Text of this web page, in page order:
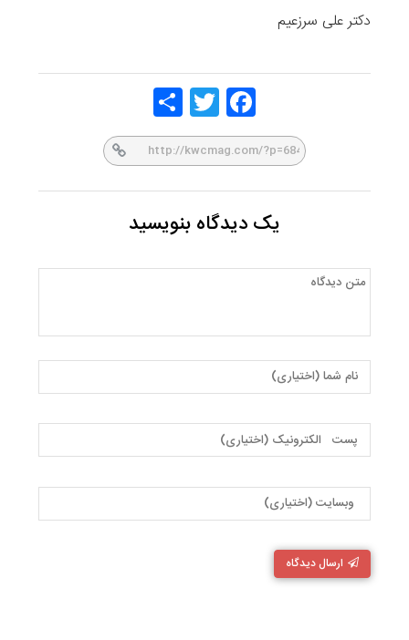
دکتر علی سرزعیم
Face
Twitt
یک دیدگاه بنویسید
ارسال دیدگاه